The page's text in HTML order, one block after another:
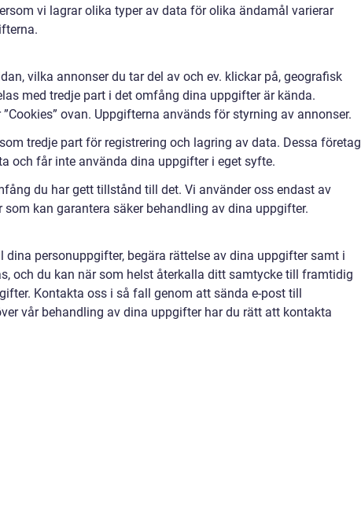
vi lagrar olika typer av data för olika ändamål varierar
vilka annonser du tar del av och ev. klickar på, geografisk
med tredje part i det omfång dina uppgifter är kända.
ovan. Uppgifterna används för styrning av annonser.
tredje part för registrering och lagring av data. Dessa företag
och får inte använda dina uppgifter i eget syfte.
du har gett tillstånd till det. Vi använder oss endast av
som kan garantera säker behandling av dina uppgifter.
personuppgifter, begära rättelse av dina uppgifter samt i
och du kan när som helst återkalla ditt samtycke till framtidig
Kontakta oss i så fall genom att sända e-post till
vår behandling av dina uppgifter har du rätt att kontakta